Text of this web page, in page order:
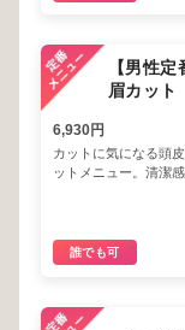
【男性
眉カット
6,930円
カットに気になる頭
ットメニュー。清潔
誰でも可